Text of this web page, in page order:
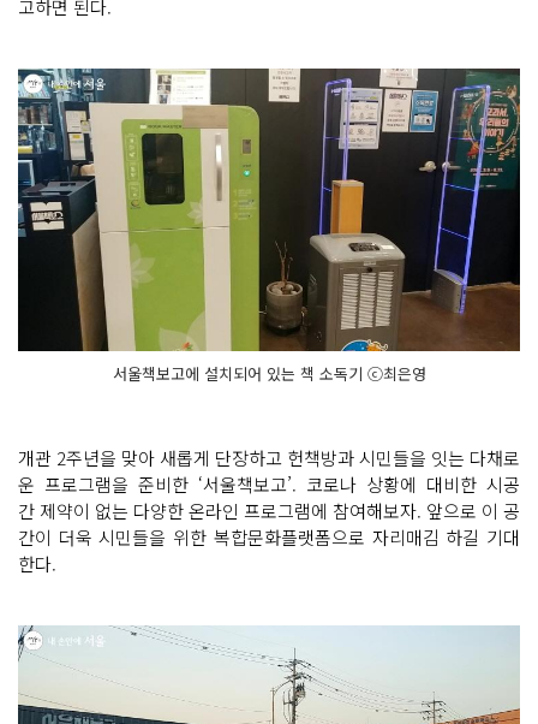
고하면 된다.
서울책보고에 설치되어 있는 책 소독기 ⓒ최은영
개관 2주년을 맞아 새롭게 단장하고 헌책방과 시민들을 잇는 다채로
운 프로그램을 준비한 ‘서울책보고’. 코로나 상황에 대비한 시공
간 제약이 없는 다양한 온라인 프로그램에 참여해보자. 앞으로 이 공
간이 더욱 시민들을 위한 복합문화플랫폼으로 자리매김 하길 기대
한다.